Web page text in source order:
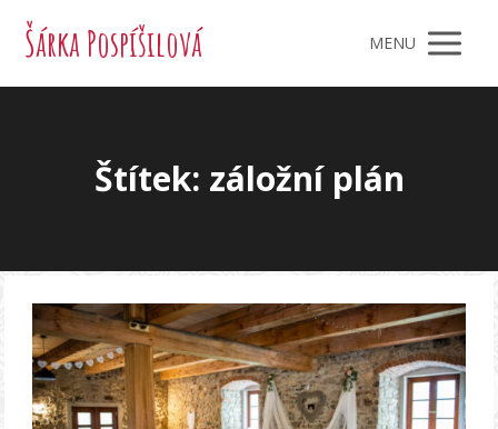
Šárka Pospíšilová MENU
Štítek: záložní plán